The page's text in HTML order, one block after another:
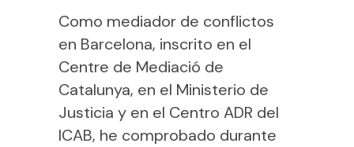
Como mediador de conflictos
en Barcelona, inscrito en el
Centre de Mediació de
Catalunya, en el Ministerio de
Justicia y en el Centro ADR del
ICAB, he comprobado durante